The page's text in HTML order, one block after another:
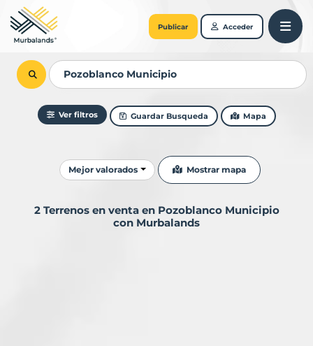
Publicar Acceder
Ver filtros Guardar Busqueda Mapa
Ordenar resultados
Mejor valorados Mostrar mapa
2 Terrenos en venta en Pozoblanco Municipio
con Murbalands